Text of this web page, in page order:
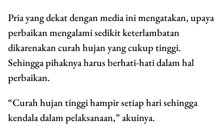
Pria yang dekat dengan media ini mengatakan, upaya
perbaikan mengalami sedikit keterlambatan
dikarenakan curah hujan yang cukup tinggi.
Sehingga pihaknya harus berhati-hati dalam hal
perbaikan.
“Curah hujan tinggi hampir setiap hari sehingga
kendala dalam pelaksanaan,” akuinya.